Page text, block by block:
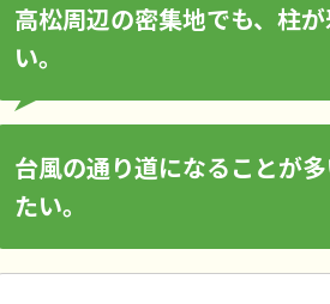
高松周辺の密集地でも、柱
い。
台風の通り道になることが
たい。